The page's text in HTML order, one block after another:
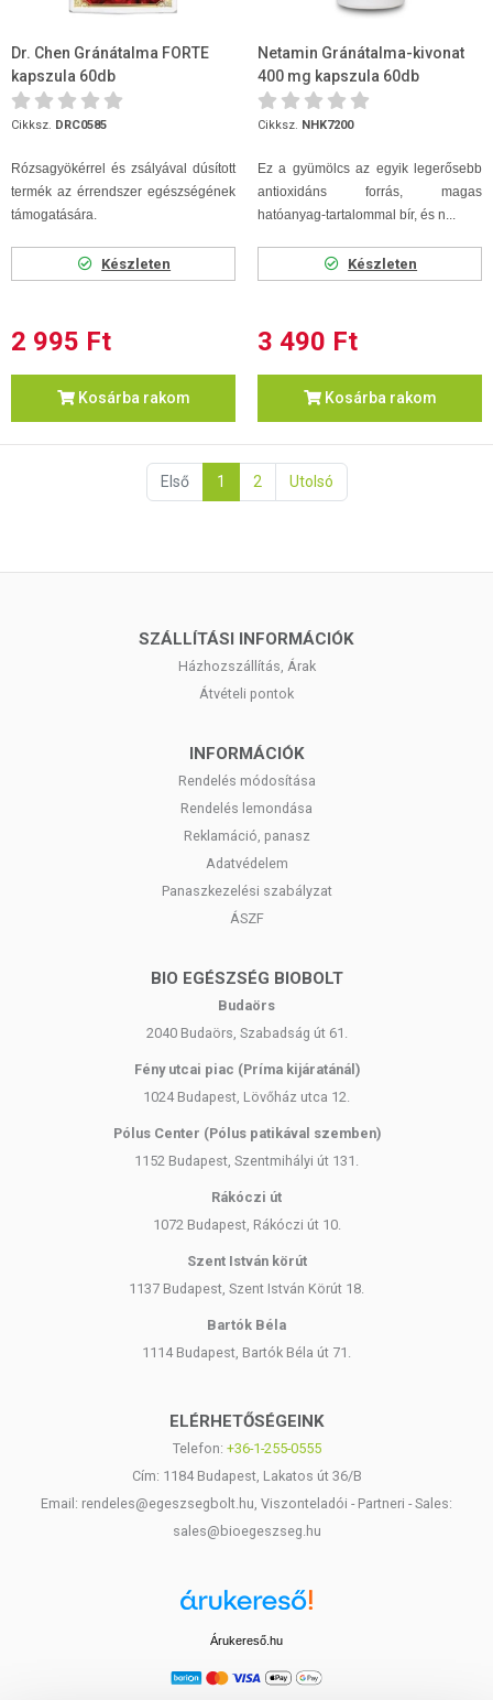
Dr. Chen Gránátalma FORTE
kapszula 60db
Cikksz. DRC0585
Rózsagyökérrel és zsályával dúsított
termék az érrendszer egészségének
támogatására.
Készleten
2 995 Ft
Kosárba rakom
Netamin Gránátalma-kivonat
400 mg kapszula 60db
Cikksz. NHK7200
Ez a gyümölcs az egyik legerősebb
antioxidáns forrás, magas
hatóanyag-tartalommal bír, és n...
Készleten
3 490 Ft
Kosárba rakom
Első 1 2 Utolsó
SZÁLLÍTÁSI INFORMÁCIÓK
Házhozszállítás, Árak
Átvételi pontok
INFORMÁCIÓK
Rendelés módosítása
Rendelés lemondása
Reklamáció, panasz
Adatvédelem
Panaszkezelési szabályzat
ÁSZF
BIO EGÉSZSÉG BIOBOLT
Budaörs
2040 Budaörs, Szabadság út 61.
Fény utcai piac (Príma kijáratánál)
1024 Budapest, Lövőház utca 12.
Pólus Center (Pólus patikával szemben)
1152 Budapest, Szentmihályi út 131.
Rákóczi út
1072 Budapest, Rákóczi út 10.
Szent István körút
1137 Budapest, Szent István Körút 18.
Bartók Béla
1114 Budapest, Bartók Béla út 71.
ELÉRHETŐSÉGEINK
Telefon: +36-1-255-0555
Cím: 1184 Budapest, Lakatos út 36/B
Email: rendeles@egeszsegbolt.hu, Viszonteladói - Partneri - Sales:
sales@bioegeszseg.hu
Árukereső.hu